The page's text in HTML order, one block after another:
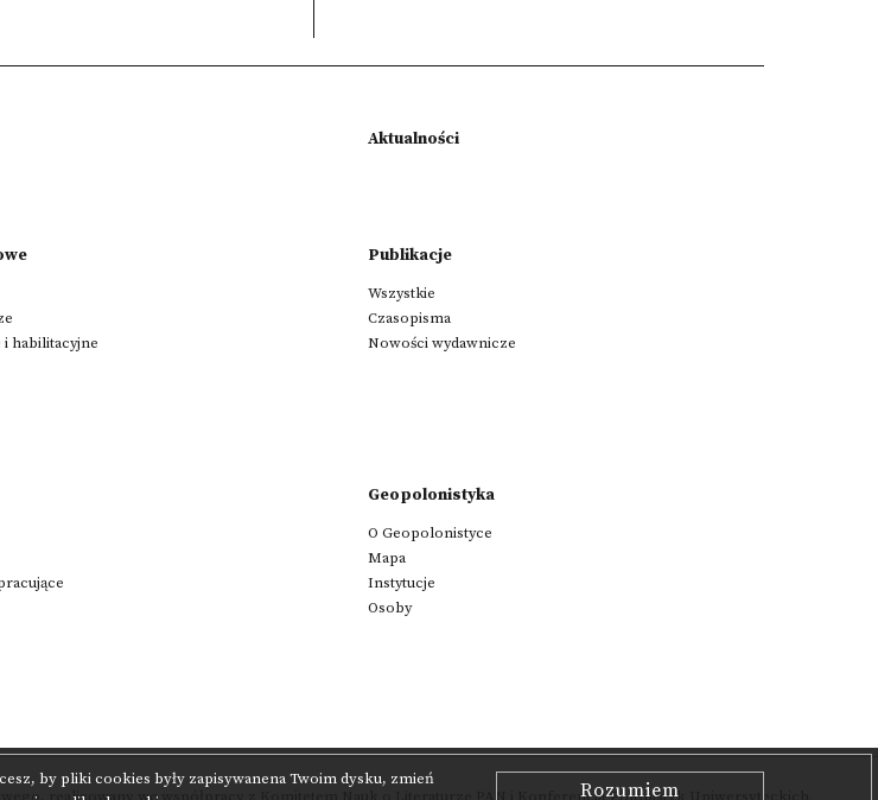
by pliki cookies były zapisywanena Twoim dysku, zmień
Rozumiem
Aktualności
habilitacyjne
Publikacje
Wszystkie
Czasopisma
Nowości wydawnicze
Geopolonistyka
O Geopolonistyce
Mapa
Instytucje
Osoby
realizowany we współpracy z i Konferencją Polonistyk Uniwersyteckich.